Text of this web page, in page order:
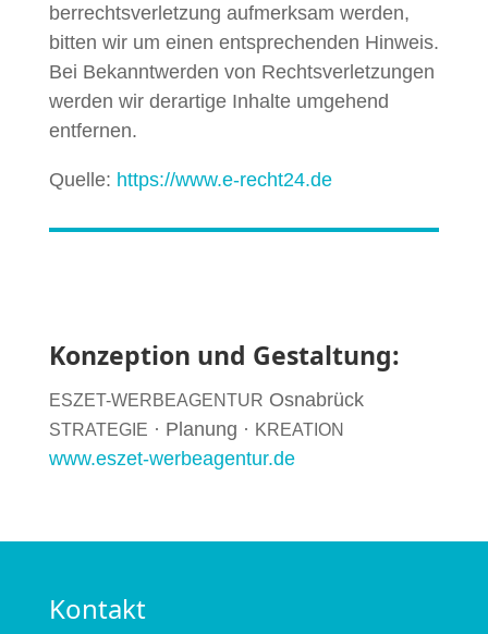
ber­rechtsver­let­zung aufmerk­sam wer­den,
bit­ten wir um einen entsprechen­den Hin­weis.
Bei Bekan­ntwer­den von Rechtsver­let­zun­gen
wer­den wir der­ar­tige Inhalte umge­hend
entfernen.
Quelle: https://www.e‑recht24.de
Konzeption und Gestaltung:
ESZET-WERBEAGENTUR Osnabrück
STRATEGIE · Pla­nung · KREATION
www.eszet-werbeagentur.de
Kontakt